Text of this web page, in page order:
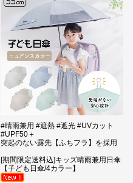
#晴雨兼用 #遮熱 #遮光 #UVカット
#UPF50＋
突起のない露先【ふちフラ】を採用
[期間限定送料込]キッズ晴雨兼用日傘
【子ども日傘/4カラー】